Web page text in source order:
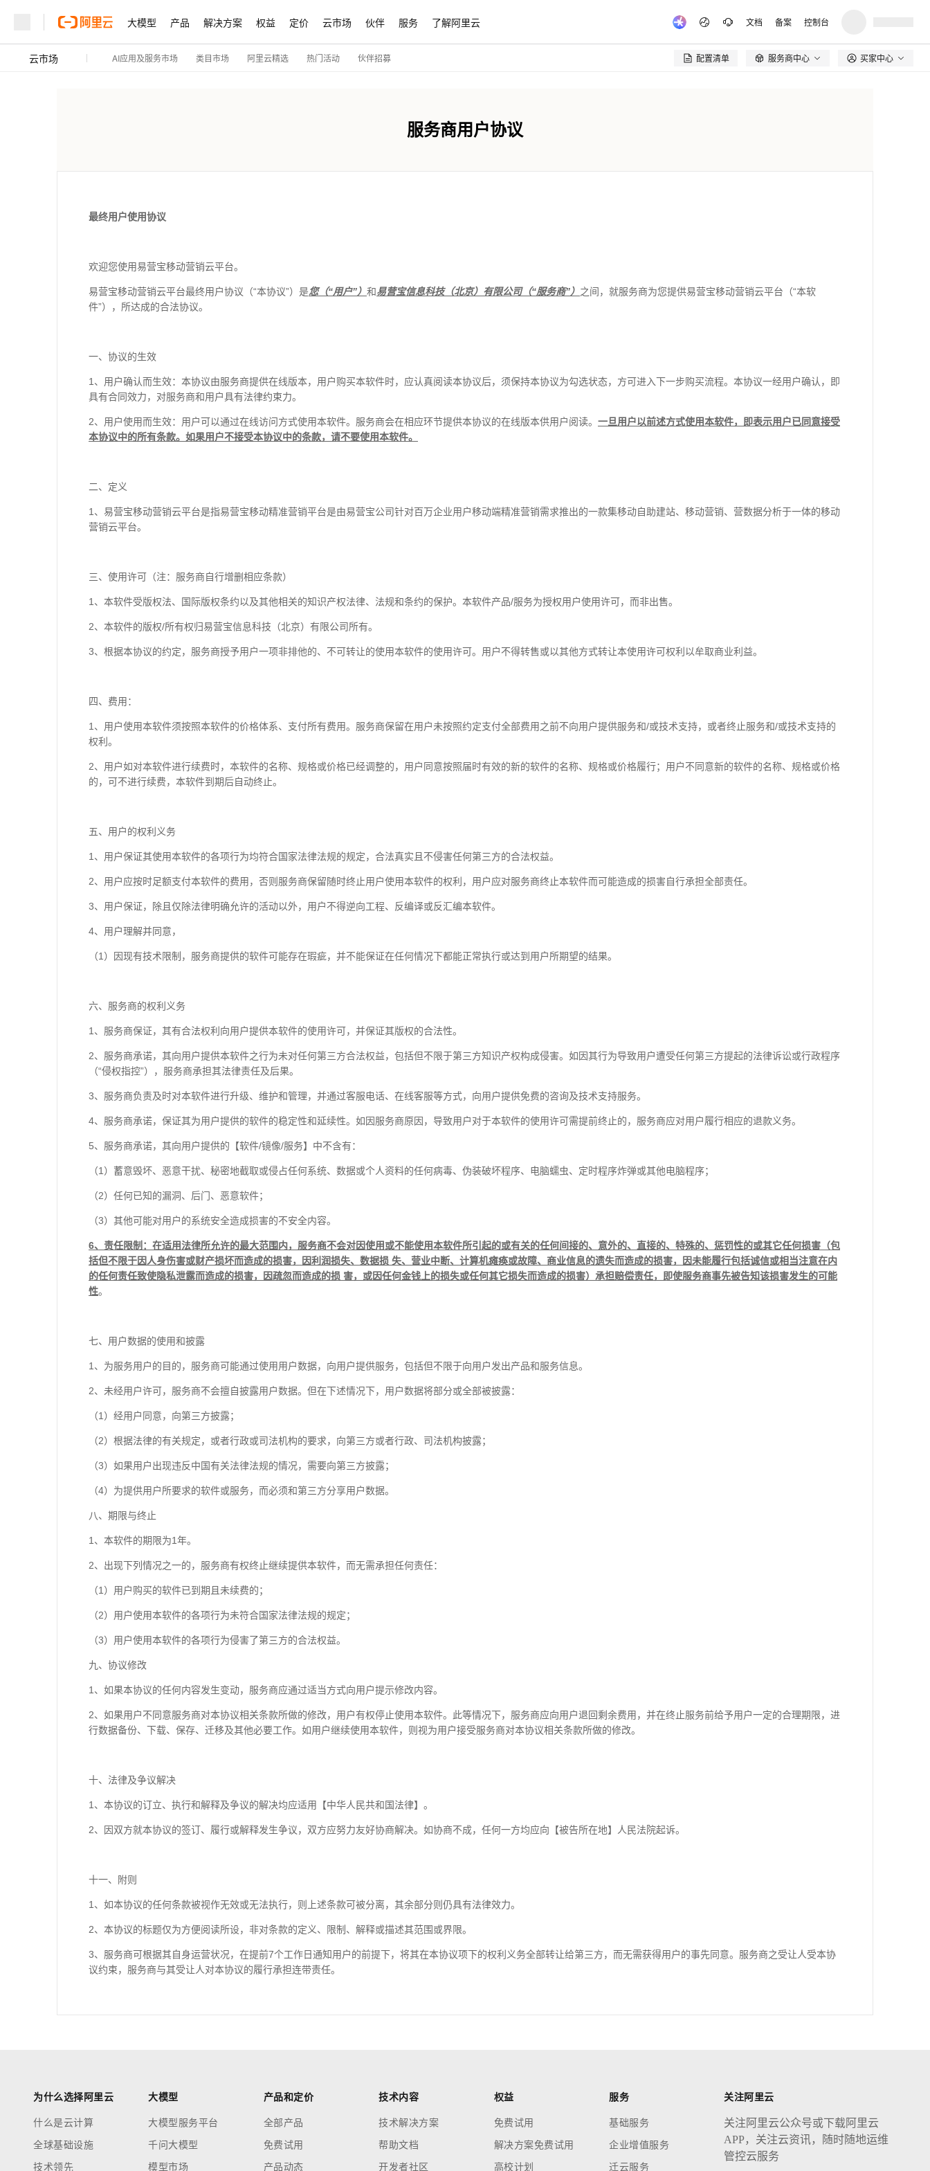
大模型 产品 解决方案 权益 定价 云市场 伙伴 服务 了解阿里云 文档 备案 控制台
云市场 AI应用及服务市场 类目市场 阿里云精选 热门活动 伙伴招募 配置清单  服务商中心 买家中心
服务商用户协议
最终用户使用协议
欢迎您使用易营宝移动营销云平台。
易营宝移动营销云平台最终用户协议（“本协议”）是您（“用户”） 和易营宝信息科技（北京）有限公司（“服务商”） 之间，就服务商为您提供易营宝移动营销云平台（“本软
件”），所达成的合法协议。
一、协议的生效
1、用户确认而生效：本协议由服务商提供在线版本，用户购买本软件时，应认真阅读本协议后，须保持本协议为勾选状态，方可进入下一步购买流程。本协议一经用户确认，即
具有合同效力，对服务商和用户具有法律约束力。
2、用户使用而生效：用户可以通过在线访问方式使用本软件。服务商会在相应环节提供本协议的在线版本供用户阅读。 一旦用户以前述方式使用本软件，即表示用户已同意接受
本协议中的所有条款。如果用户不接受本协议中的条款，请不要使用本软件。
二、定义
1、易营宝移动营销云平台是指易营宝移动精准营销平台是由易营宝公司针对百万企业用户移动端精准营销需求推出的一款集移动自助建站、移动营销、营数据分析于一体的移动
营销云平台。
三、使用许可（注：服务商自行增删相应条款）
1、本软件受版权法、国际版权条约以及其他相关的知识产权法律、法规和条约的保护。本软件产品/服务为授权用户使用许可，而非出售。
2、本软件的版权/所有权归易营宝信息科技（北京）有限公司所有。
3、根据本协议的约定，服务商授予用户一项非排他的、不可转让的使用本软件的使用许可。用户不得转售或以其他方式转让本使用许可权利以牟取商业利益。
四、费用：
1、用户使用本软件须按照本软件的价格体系、支付所有费用。服务商保留在用户未按照约定支付全部费用之前不向用户提供服务和/或技术支持，或者终止服务和/或技术支持的
权利。
2、用户如对本软件进行续费时，本软件的名称、规格或价格已经调整的，用户同意按照届时有效的新的软件的名称、规格或价格履行；用户不同意新的软件的名称、规格或价格
的，可不进行续费，本软件到期后自动终止。
五、用户的权利义务
1、用户保证其使用本软件的各项行为均符合国家法律法规的规定，合法真实且不侵害任何第三方的合法权益。
2、用户应按时足额支付本软件的费用，否则服务商保留随时终止用户使用本软件的权利，用户应对服务商终止本软件而可能造成的损害自行承担全部责任。
3、用户保证，除且仅除法律明确允许的活动以外，用户不得逆向工程、反编译或反汇编本软件。
4、用户理解并同意，
（1）因现有技术限制，服务商提供的软件可能存在瑕疵，并不能保证在任何情况下都能正常执行或达到用户所期望的结果。
六、服务商的权利义务
1、服务商保证，其有合法权利向用户提供本软件的使用许可，并保证其版权的合法性。
2、服务商承诺，其向用户提供本软件之行为未对任何第三方合法权益，包括但不限于第三方知识产权构成侵害。如因其行为导致用户遭受任何第三方提起的法律诉讼或行政程序
（“侵权指控”），服务商承担其法律责任及后果。
3、服务商负责及时对本软件进行升级、维护和管理，并通过客服电话、在线客服等方式，向用户提供免费的咨询及技术支持服务。
4、服务商承诺，保证其为用户提供的软件的稳定性和延续性。如因服务商原因，导致用户对于本软件的使用许可需提前终止的，服务商应对用户履行相应的退款义务。
5、服务商承诺，其向用户提供的【软件/镜像/服务】中不含有：
（1）蓄意毁坏、恶意干扰、秘密地截取或侵占任何系统、数据或个人资料的任何病毒、伪装破坏程序、电脑蠕虫、定时程序炸弹或其他电脑程序；
（2）任何已知的漏洞、后门、恶意软件；
（3）其他可能对用户的系统安全造成损害的不安全内容。
6、责任限制：在适用法律所允许的最大范围内，服务商不会对因使用或不能使用本软件所引起的或有关的任何间接的、意外的、直接的、特殊的、惩罚性的或其它任何损害（包
括但不限于因人身伤害或财产损坏而造成的损害，因利润损失、数据损 失、营业中断、计算机瘫痪或故障、商业信息的遗失而造成的损害，因未能履行包括诚信或相当注意在内
的任何责任致使隐私泄露而造成的损害，因疏忽而造成的损 害，或因任何金钱上的损失或任何其它损失而造成的损害）承担赔偿责任，即使服务商事先被告知该损害发生的可能
性。
七、用户数据的使用和披露
1、为服务用户的目的，服务商可能通过使用用户数据，向用户提供服务，包括但不限于向用户发出产品和服务信息。
2、未经用户许可，服务商不会擅自披露用户数据。但在下述情况下，用户数据将部分或全部被披露：
（1）经用户同意，向第三方披露；
（2）根据法律的有关规定，或者行政或司法机构的要求，向第三方或者行政、司法机构披露；
（3）如果用户出现违反中国有关法律法规的情况，需要向第三方披露；
（4）为提供用户所要求的软件或服务，而必须和第三方分享用户数据。
八、期限与终止
1、本软件的期限为1年。
2、出现下列情况之一的，服务商有权终止继续提供本软件，而无需承担任何责任：
（1）用户购买的软件已到期且未续费的；
（2）用户使用本软件的各项行为未符合国家法律法规的规定；
（3）用户使用本软件的各项行为侵害了第三方的合法权益。
九、协议修改
1、如果本协议的任何内容发生变动，服务商应通过适当方式向用户提示修改内容。
2、如果用户不同意服务商对本协议相关条款所做的修改，用户有权停止使用本软件。此等情况下，服务商应向用户退回剩余费用，并在终止服务前给予用户一定的合理期限，进
行数据备份、下载、保存、迁移及其他必要工作。如用户继续使用本软件，则视为用户接受服务商对本协议相关条款所做的修改。
十、法律及争议解决
1、本协议的订立、执行和解释及争议的解决均应适用【中华人民共和国法律】。
2、因双方就本协议的签订、履行或解释发生争议，双方应努力友好协商解决。如协商不成，任何一方均应向【被告所在地】人民法院起诉。
十一、附则
1、如本协议的任何条款被视作无效或无法执行，则上述条款可被分离，其余部分则仍具有法律效力。
2、本协议的标题仅为方便阅读所设，非对条款的定义、限制、解释或描述其范围或界限。
3、服务商可根据其自身运营状况，在提前7个工作日通知用户的前提下，将其在本协议项下的权利义务全部转让给第三方，而无需获得用户的事先同意。服务商之受让人受本协
议约束，服务商与其受让人对本协议的履行承担连带责任。
为什么选择阿里云
什么是云计算
全球基础设施
技术领先
大模型
大模型服务平台
千问大模型
模型市场
产品和定价
全部产品
免费试用
产品动态
技术内容
技术解决方案
帮助文档
开发者社区
权益
免费试用
解决方案免费试用
高校计划
服务
基础服务
企业增值服务
迁云服务
关注阿里云
关注阿里云公众号或下载阿里云
APP，关注云资讯，随时随地运维
管控云服务